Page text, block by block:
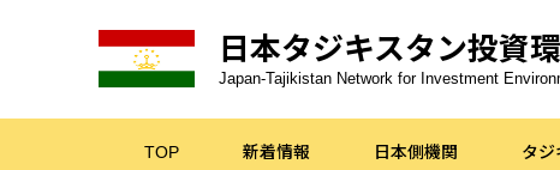
日本タジキスタン投資
Japan-Tajikistan Network for Investment
TOP 新着情報 日本側機関 タジ